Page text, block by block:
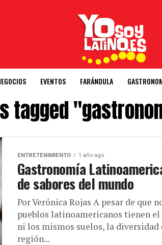
EVENTOS FARÁNDULA
tagged
ENTRETENIMIENTO 1 año ago
Gastronomía
de sabores del mundo
Por Verónica Rojas A pesar de que
pueblos latinoamericanos tienen
ni los mismos suelos, la
región...